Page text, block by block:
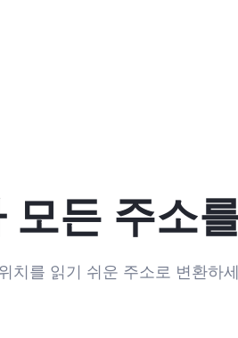
모든 주소
치를 읽기 쉬운 주소로 변환하